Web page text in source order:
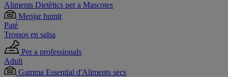
Aliments Dietètics per a Mascotes
Menjar humit
Paté
Trossos en salsa
Per a professionals
Adult
Gamma Essential d'Aliments secs